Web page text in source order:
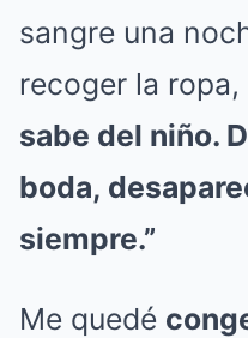
sangre una
recoger la ropa,
sabe del niño.
boda,
siempre.”
Me quedé